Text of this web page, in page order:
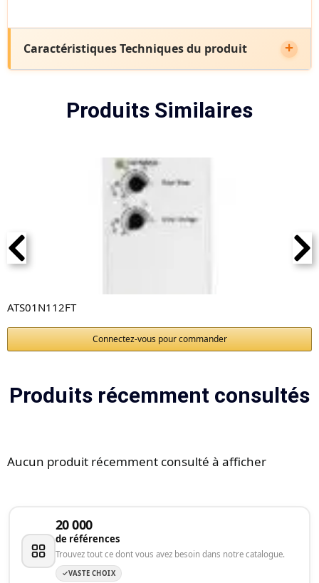
Caractéristiques Techniques du produit
Produits Similaires
ATS01N112FT
Connectez-vous pour commander
Produits récemment consultés
Aucun produit récemment consulté à afficher
20 000
de références
Trouvez tout ce dont vous avez besoin dans notre catalogue.
VASTE CHOIX